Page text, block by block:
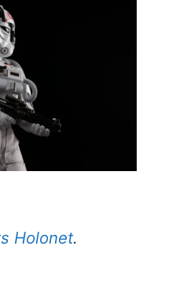
Holonet.